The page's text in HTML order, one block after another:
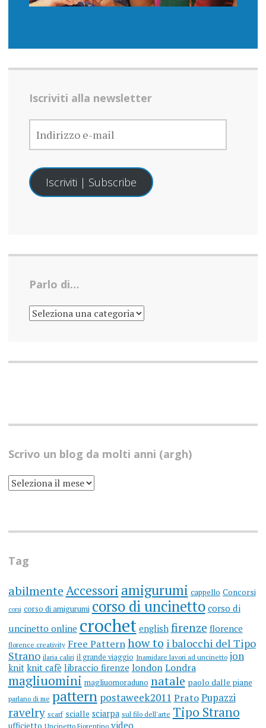
Iscriviti alla newsletter
INDIRIZZO
E-
MAIL
Iscriviti | Subscribe
Parlo di…
PARLO
DI…
Scrivo un blog da molti anni (argh)
SCRIVO
UN
(ARGH)
Tag
abilmenteAccessori amigurumi cappello Concorsi
corsi corso di amigurumi corso di uncinetto corso di
uncinetto online crochet english firenze florence
florence creativity Free Pattern how to i balocchi del Tipo
Strano ilaria caliri il grande viaggio Inamidare lavori ad uncinetto jon
knit knit cafè libraccio firenze london Londra
magliuomini magliuomoraduno natale paolo dalle piane
parlano di me pattern postaweek2011 Prato Pupazzi
ravelry scarf scialle sciarpa sul filo dell'arte Tipo Strano
ufficietto Uncinetto Fiorentino video